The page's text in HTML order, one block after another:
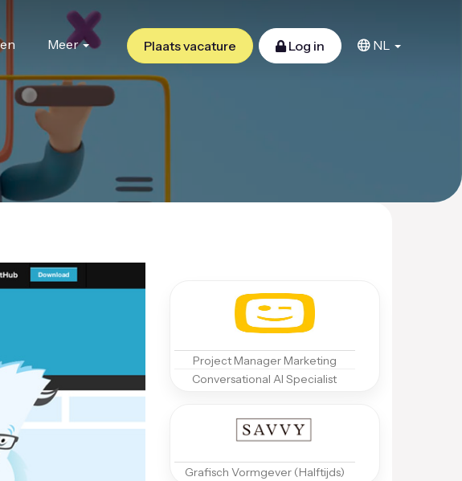
Meer Plaats vacature Log in NL
Project Manager Marketing
Conversational AI Specialist
Grafisch Vormgever (Halftijds)